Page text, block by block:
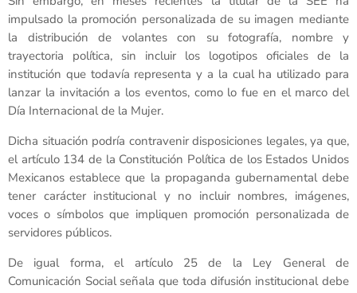
impulsado la promoción personalizada de su imagen mediante
la distribución de volantes con su fotografía, nombre y
trayectoria política, sin incluir los logotipos oficiales de la
institución que todavía representa y a la cual ha utilizado para
lanzar la invitación a los eventos, como lo fue en el marco del
Día Internacional de la Mujer.
Dicha situación podría contravenir disposiciones legales, ya que,
el artículo 134 de la Constitución Política de los Estados Unidos
Mexicanos establece que la propaganda gubernamental debe
tener carácter institucional y no incluir nombres, imágenes,
voces o símbolos que impliquen promoción personalizada de
servidores públicos.
De igual forma, el artículo 25 de la Ley General de
Comunicación Social señala que toda difusión institucional debe